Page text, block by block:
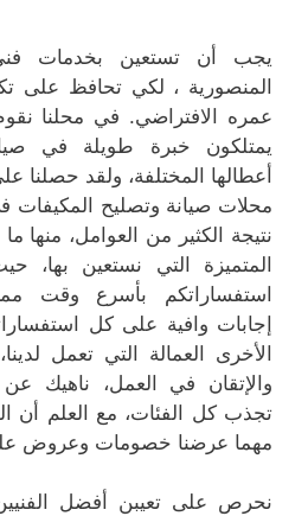
يجب أن تستعين بخدمات
المنصورية ، لكي تحافظ على
عمره الافتراضي. في محلنا نقوم
يمتلكون خبرة طويلة في
أعطالها المختلفة، ولقد
محلات صيانة وتصليح المكيفات
نتيجة الكثير من العوامل، منها
المتميزة التي نستعين بها،
استفساراتكم بأسرع وقت
إجابات وافية على كل
الأخرى العمالة التي تعمل
والإتقان في العمل، ناهيك عن
تجذب كل الفئات، مع العلم أن
مهما عرضنا خصومات وعروض
نحرص على تعيبن أفضل الفنيين